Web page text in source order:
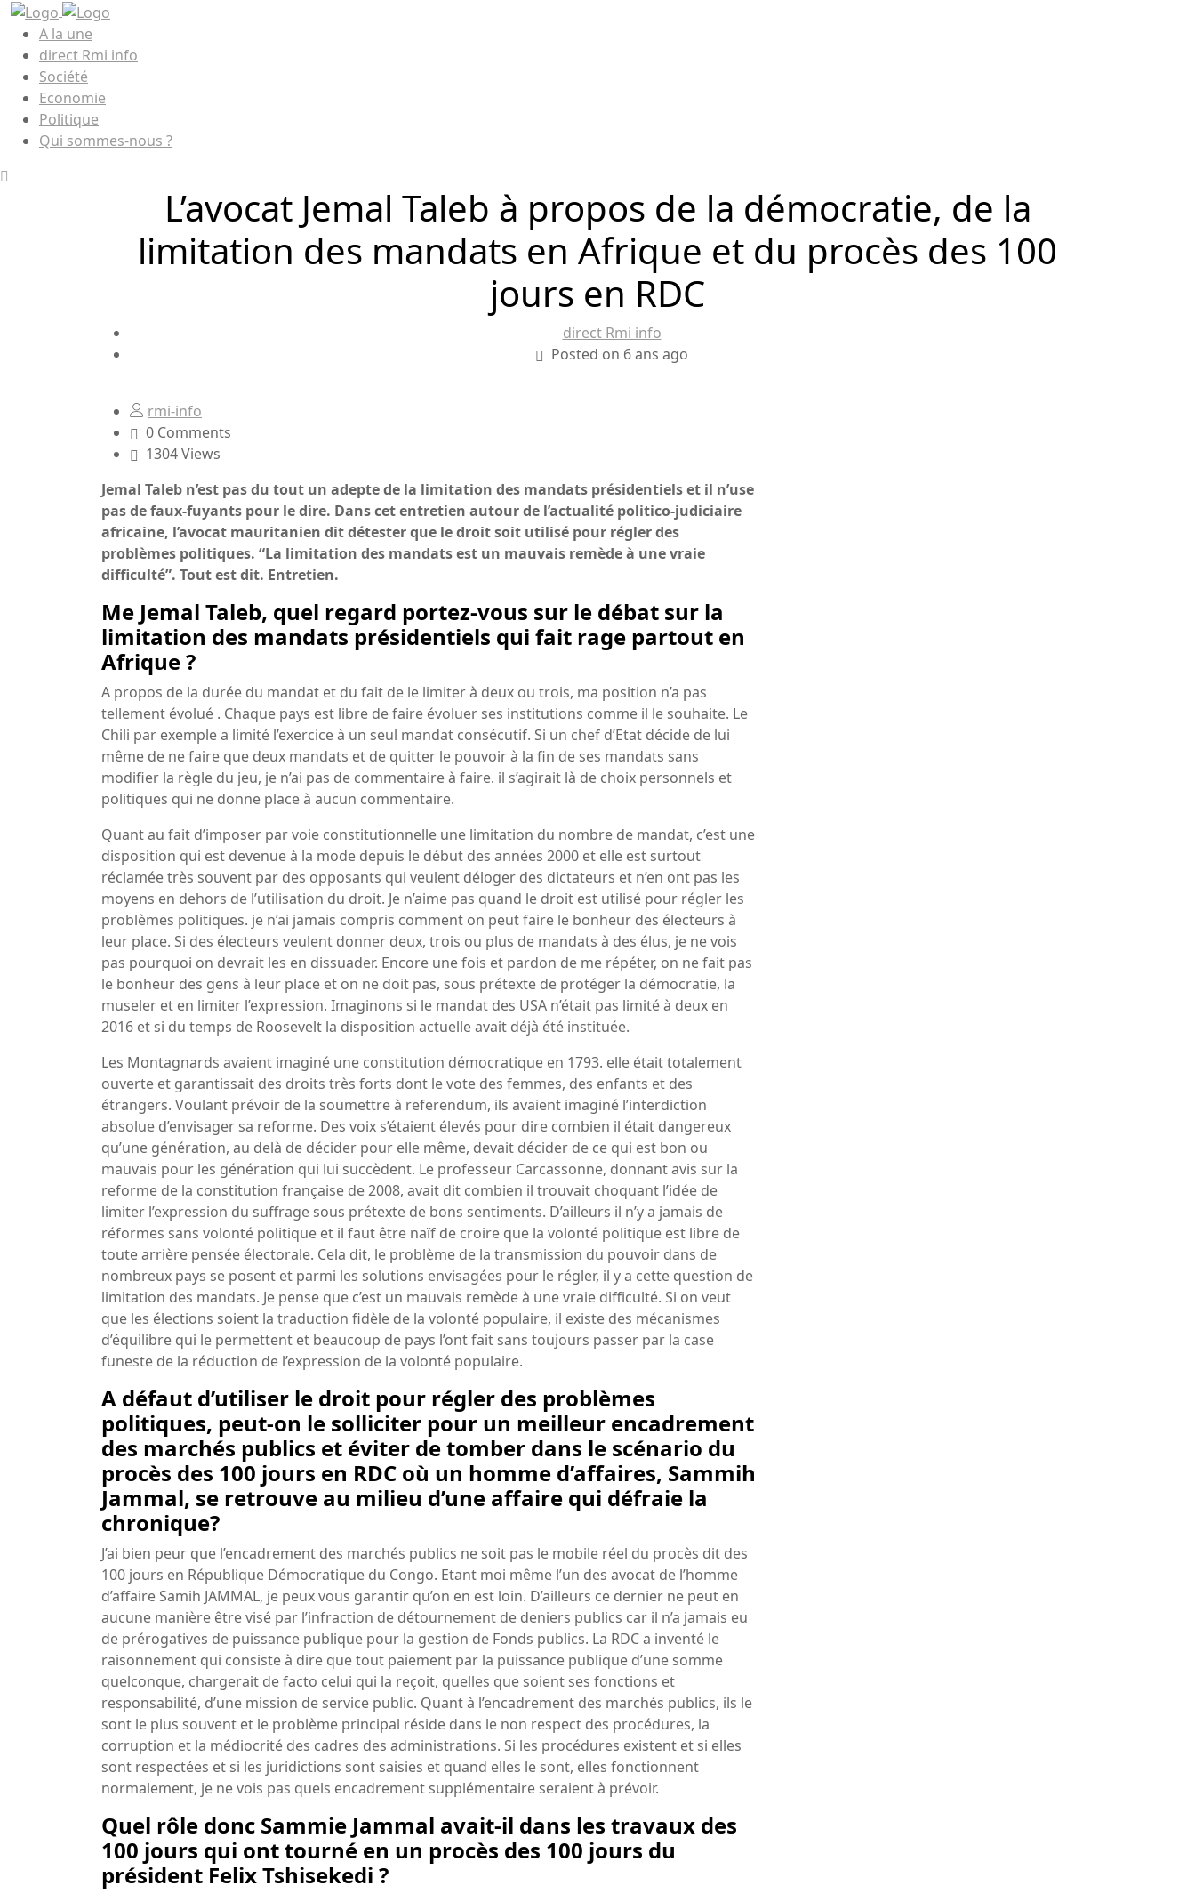
A la une
direct Rmi info
Société
Economie
Politique
Qui sommes-nous ?
L’avocat Jemal Taleb à propos de la démocratie, de la
limitation des mandats en Afrique et du procès des 100
jours en RDC
direct Rmi info
Posted on 6 ans ago
rmi-info
0 Comments
1304 Views
Jemal Taleb n’est pas du tout un adepte de la limitation des mandats présidentiels et il n’use
pas de faux-fuyants pour le dire. Dans cet entretien autour de l’actualité politico-judiciaire
africaine, l’avocat mauritanien dit détester que le droit soit utilisé pour régler des
problèmes politiques. “La limitation des mandats est un mauvais remède à une vraie
difficulté”. Tout est dit. Entretien.
Me Jemal Taleb, quel regard portez-vous sur le débat sur la
limitation des mandats présidentiels qui fait rage partout en
Afrique ?
A propos de la durée du mandat et du fait de le limiter à deux ou trois, ma position n’a pas
tellement évolué . Chaque pays est libre de faire évoluer ses institutions comme il le souhaite. Le
Chili par exemple a limité l’exercice à un seul mandat consécutif. Si un chef d’Etat décide de lui
même de ne faire que deux mandats et de quitter le pouvoir à la fin de ses mandats sans
modifier la règle du jeu, je n’ai pas de commentaire à faire. il s’agirait là de choix personnels et
politiques qui ne donne place à aucun commentaire.
Quant au fait d’imposer par voie constitutionnelle une limitation du nombre de mandat, c’est une
disposition qui est devenue à la mode depuis le début des années 2000 et elle est surtout
réclamée très souvent par des opposants qui veulent déloger des dictateurs et n’en ont pas les
moyens en dehors de l’utilisation du droit. Je n’aime pas quand le droit est utilisé pour régler les
problèmes politiques. je n’ai jamais compris comment on peut faire le bonheur des électeurs à
leur place. Si des électeurs veulent donner deux, trois ou plus de mandats à des élus, je ne vois
pas pourquoi on devrait les en dissuader. Encore une fois et pardon de me répéter, on ne fait pas
le bonheur des gens à leur place et on ne doit pas, sous prétexte de protéger la démocratie, la
museler et en limiter l’expression. Imaginons si le mandat des USA n’était pas limité à deux en
2016 et si du temps de Roosevelt la disposition actuelle avait déjà été instituée.
Les Montagnards avaient imaginé une constitution démocratique en 1793. elle était totalement
ouverte et garantissait des droits très forts dont le vote des femmes, des enfants et des
étrangers. Voulant prévoir de la soumettre à referendum, ils avaient imaginé l’interdiction
absolue d’envisager sa reforme. Des voix s’étaient élevés pour dire combien il était dangereux
qu’une génération, au delà de décider pour elle même, devait décider de ce qui est bon ou
mauvais pour les génération qui lui succèdent. Le professeur Carcassonne, donnant avis sur la
reforme de la constitution française de 2008, avait dit combien il trouvait choquant l’idée de
limiter l’expression du suffrage sous prétexte de bons sentiments. D’ailleurs il n’y a jamais de
réformes sans volonté politique et il faut être naïf de croire que la volonté politique est libre de
toute arrière pensée électorale. Cela dit, le problème de la transmission du pouvoir dans de
nombreux pays se posent et parmi les solutions envisagées pour le régler, il y a cette question de
limitation des mandats. Je pense que c’est un mauvais remède à une vraie difficulté. Si on veut
que les élections soient la traduction fidèle de la volonté populaire, il existe des mécanismes
d’équilibre qui le permettent et beaucoup de pays l’ont fait sans toujours passer par la case
funeste de la réduction de l’expression de la volonté populaire.
A défaut d’utiliser le droit pour régler des problèmes
politiques, peut-on le solliciter pour un meilleur encadrement
des marchés publics et éviter de tomber dans le scénario du
procès des 100 jours en RDC où un homme d’affaires, Sammih
Jammal, se retrouve au milieu d’une affaire qui défraie la
chronique?
J’ai bien peur que l’encadrement des marchés publics ne soit pas le mobile réel du procès dit des
100 jours en République Démocratique du Congo. Etant moi même l’un des avocat de l’homme
d’affaire Samih JAMMAL, je peux vous garantir qu’on en est loin. D’ailleurs ce dernier ne peut en
aucune manière être visé par l’infraction de détournement de deniers publics car il n’a jamais eu
de prérogatives de puissance publique pour la gestion de Fonds publics. La RDC a inventé le
raisonnement qui consiste à dire que tout paiement par la puissance publique d’une somme
quelconque, chargerait de facto celui qui la reçoit, quelles que soient ses fonctions et
responsabilité, d’une mission de service public. Quant à l’encadrement des marchés publics, ils le
sont le plus souvent et le problème principal réside dans le non respect des procédures, la
corruption et la médiocrité des cadres des administrations. Si les procédures existent et si elles
sont respectées et si les juridictions sont saisies et quand elles le sont, elles fonctionnent
normalement, je ne vois pas quels encadrement supplémentaire seraient à prévoir.
Quel rôle donc Sammie Jammal avait-il dans les travaux des
100 jours qui ont tourné en un procès des 100 jours du
président Felix Tshisekedi ?